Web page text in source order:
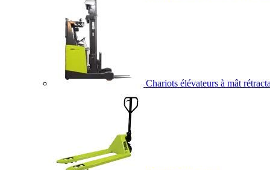
Chariots élévateurs à mât